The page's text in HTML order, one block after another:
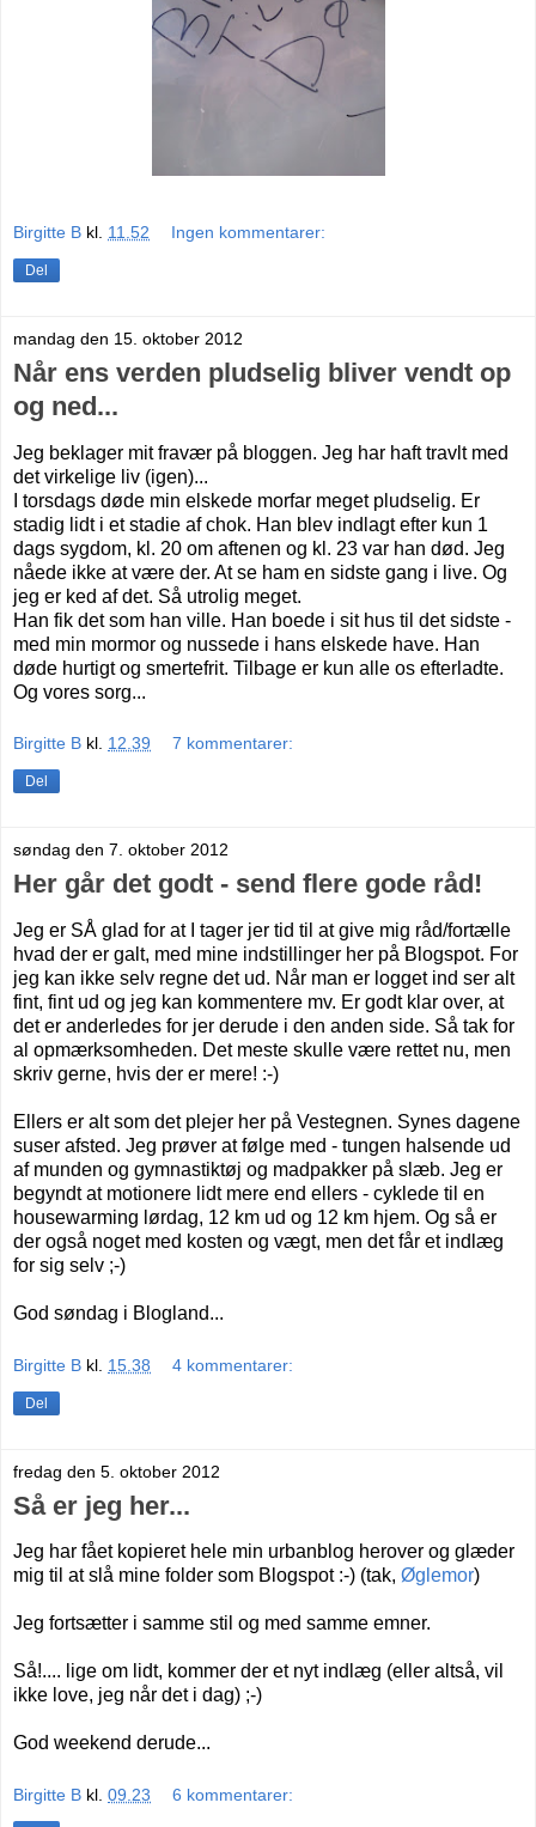
Birgitte B kl. 11.52 Ingen kommentarer:
Del
mandag den 15. oktober 2012
Når ens verden pludselig bliver vendt op
og ned...
Jeg beklager mit fravær på bloggen. Jeg har haft travlt med
det virkelige liv (igen)...
I torsdags døde min elskede morfar meget pludselig. Er
stadig lidt i et stadie af chok. Han blev indlagt efter kun 1
dags sygdom, kl. 20 om aftenen og kl. 23 var han død. Jeg
nåede ikke at være der. At se ham en sidste gang i live. Og
jeg er ked af det. Så utrolig meget.
Han fik det som han ville. Han boede i sit hus til det sidste -
med min mormor og nussede i hans elskede have. Han
døde hurtigt og smertefrit. Tilbage er kun alle os efterladte.
Og vores sorg...
Birgitte B kl. 12.39 7 kommentarer:
Del
søndag den 7. oktober 2012
Her går det godt - send flere gode råd!
Jeg er SÅ glad for at I tager jer tid til at give mig råd/fortælle
hvad der er galt, med mine indstillinger her på Blogspot. For
jeg kan ikke selv regne det ud. Når man er logget ind ser alt
fint, fint ud og jeg kan kommentere mv. Er godt klar over, at
det er anderledes for jer derude i den anden side. Så tak for
al opmærksomheden. Det meste skulle være rettet nu, men
skriv gerne, hvis der er mere! :-)
Ellers er alt som det plejer her på Vestegnen. Synes dagene
suser afsted. Jeg prøver at følge med - tungen halsende ud
af munden og gymnastiktøj og madpakker på slæb. Jeg er
begyndt at motionere lidt mere end ellers - cyklede til en
housewarming lørdag, 12 km ud og 12 km hjem. Og så er
der også noget med kosten og vægt, men det får et indlæg
for sig selv ;-)
God søndag i Blogland...
Birgitte B kl. 15.38 4 kommentarer:
Del
fredag den 5. oktober 2012
Så er jeg her...
Jeg har fået kopieret hele min urbanblog herover og glæder
mig til at slå mine folder som Blogspot :-) (tak, Øglemor)
Jeg fortsætter i samme stil og med samme emner.
Så!.... lige om lidt, kommer der et nyt indlæg (eller altså, vil
ikke love, jeg når det i dag) ;-)
God weekend derude...
Birgitte B kl. 09.23 6 kommentarer: